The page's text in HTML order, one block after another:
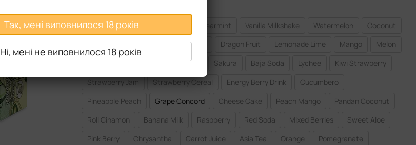
Black Currant Spearmint Vanilla Milkshake Watermelon
Coconut
Blackberry
Cactus Cranberry Dragon Fruit Lemonade Lime Mango
Melon
Pineapple
Red Apple Peach Sakura Baja Soda Lychee
Kiwi Strawberry
Strawberry Jam
Strawberry Cereal Energy Berry Drink
Cucumbero
Pineapple Peach
Grape Concord Cheese Cake Peach Mango
Pandan Coconut
Roll Cinamon
Banana Milk Raspberry Red Soda Mixed Berries
Sweet Aloe
Pink Berry
Chrysantha Carrot Juice Asia Tea Orange
Pomegranate
Так, мені виповнилося 18 років
Ні, мені не виповнилося 18 років